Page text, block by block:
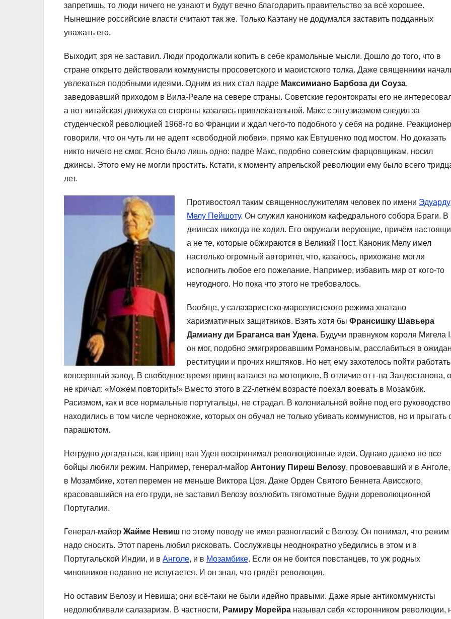
запретишь, то люди ничего не узнают и будут вечно благодарить правительство за всё хорошее.
Нынешние российские власти считают так же. Только Каэтану не додумался заставить подданных
уважать его.
Выходит, зря не заставил. Люди продолжали копить в себе крамольные мысли. Дошло до того, что в
стране открыто действовали коммунисты просоветского и маоистского толка. Даже священники
увлекаться подобными идеями. Одним из них стал падре Максимиано Барбоза ди Соуза,
заведовавший приходом в Вила-Реале на севере страны. Советские геронтократы его не
а вот китайская движуха со стороны казалась привлекательной. Макс с энтузиазмом следил за
студенческой революцией 1968-го во Франции и ждал чего-то подобного у себя на родине.
говорили, что он чуть ли не адепт «свободной любви», прямо как Евтушенко под мостом. Но доказать
никто ничего не смог. Ясно было лишь одно: падре Макс, подобно советским фарцовщикам, носил
джинсы. Этого ему не могли простить. Кстати, к моменту апрельской революции ему было всего
лет.
Противостоял таким священнослужителям человек по имени Эдуарду
Мелу Пейшоту. Он служил каноником кафедрального собора Браги. В
джинсах никогда не ходил. Его окружали верующие, причём
а не те, которые обжираются в Великий Пост. Каноник Мелу имел
настолько огромный авторитет, что, казалось, прихожане могли
исполнить любое его пожелание. Например, избавить мир от кого-то
неугодного. Но пока что этого не требовалось.
Вообще, у салазаристско-марселистского режима хватало
харизматичных защитников. Взять хотя бы Франсишку Шавьера
Дамиану ди Браганса ван Удена. Будучи правнуком короля Мигела
он мог, подобно эмигрировавшим Романовым, расслабиться в
реституции и прочих ништяков. Но нет, ему захотелось пойти
консервный завод. В свободное время принц катался на мотоцикле. В отличие от г-на Залдостанова,
не кричал: «Можем повторить!» Вместо этого в 22-летнем возрасте поехал воевать в Мозамбик.
Расизмом, как и все нормальные португальцы, не страдал. В колониальной войне под его
находились в том числе чернокожие, которых он обучал не только убивать коммунистов, но и прыгать
парашютом.
Нетрудно догадаться, как принц ван Уден воспринимал революционные идеи. Однако далеко не все
бойцы любили режим. Например, генерал-майор Антониу Пиреш Велозу, провоевавший и в
в Мозамбике, хотел перемен не меньше Виктора Цоя. Даже Орден Святого Беннета Ависского,
красовавшийся на его груди, не заставил Велозу возлюбить тягомотные будни дореволюционной
Португалии.
Генерал-майор Жайме Невиш по этому поводу не имел разногласий с Велозу. Он понимал, что режим
надо сносить. Этот парень любил рисковать. Сослуживцы неоднократно убедились в этом и в
Португальской Индии, и в Анголе, и в Мозамбике. Если он не боится повстанцев, то уж родных
чиновников подавно не испугается. И он знал, что грядёт революция.
Но оставим Велозу и Невиша; они всё-таки не были идейно правыми. Даже ярые антикоммунисты
недолюбливали салазаризм. В частности, Рамиру Морейра называл себя «сторонником революции,